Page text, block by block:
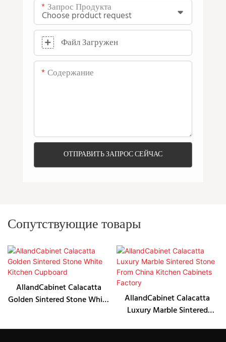
Запрос Продукта
Файл Загружен
Содержание
ОТПРАВИТЬ ЗАПРОС СЕЙЧАС
Сопутствующие товары
AllandCabinet Calacatta
Golden Sintered Stone White
AllandCabinet Calacatta
Luxury Marble Sintered